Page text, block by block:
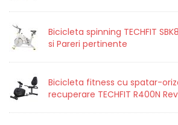
Bicicleta spinning TECHFIT
si Pareri pertinente
Bicicleta fitness cu spatar-
recuperare TECHFIT R400N